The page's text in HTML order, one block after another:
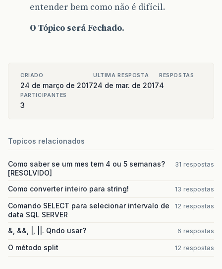
entender bem como não é difícil.
O Tópico será Fechado.
CRIADO
24 de março de 2017
ULTIMA RESPOSTA
24 de mar. de 2017
RESPOSTAS
4
PARTICIPANTES
3
Topicos relacionados
Como saber se um mes tem 4 ou 5 semanas?
[RESOLVIDO]
31 respostas
Como converter inteiro para string! 13 respostas
Comando SELECT para selecionar intervalo de
data SQL SERVER
12 respostas
&, &&, |, ||. Qndo usar? 6 respostas
O método split 12 respostas